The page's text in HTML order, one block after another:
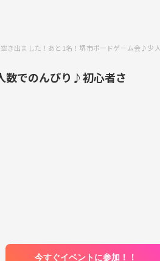
空き出ました！あと1名！堺市ボードゲーム会♪
数でのんびり♪初心者さ
今すぐイベントに参加！！